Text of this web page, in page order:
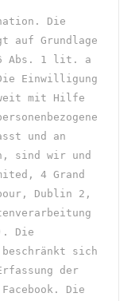
Die
auf Grundlage
Abs. 1 lit. a
Die Einwilligung
mit Hilfe
und an
sind wir und
4 Grand
Dublin 2,
Die
sich
der
Die